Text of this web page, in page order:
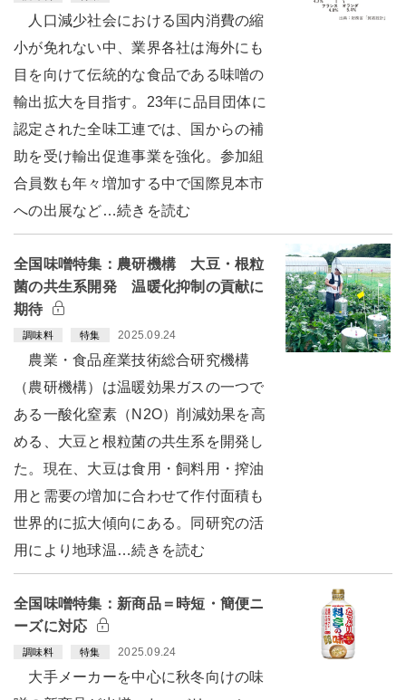
人口減少社会における国内消費の縮
小が免れない中、業界各社は海外にも
目を向けて伝統的な食品である味噌の
輸出拡大を目指す。23年に品目団体に
認定された全味工連では、国からの補
助を受け輸出促進事業を強化。参加組
合員数も年々増加する中で国際見本市
への出展など…続きを読む
全国味噌特集：農研機構 大豆・根粒
菌の共生系開発 温暖化抑制の貢献に
期待
調味料 特集 2025.09.24
農業・食品産業技術総合研究機構
（農研機構）は温暖効果ガスの一つで
ある一酸化窒素（N2O）削減効果を高
める、大豆と根粒菌の共生系を開発し
た。現在、大豆は食用・飼料用・搾油
用と需要の増加に合わせて作付面積も
世界的に拡大傾向にある。同研究の活
用により地球温…続きを読む
全国味噌特集：新商品＝時短・簡便ニ
ーズに対応
調味料 特集 2025.09.24
大手メーカーを中心に秋冬向けの味